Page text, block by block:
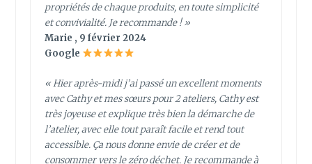
propriétés de chaque produits, en toute simplicité
et convivialité. Je recommande ! »
Marie , 9 février 2024
Google
« Hier après-midi j’ai passé un excellent moments
avec Cathy et mes sœurs pour 2 ateliers, Cathy est
très joyeuse et explique très bien la démarche de
l’atelier, avec elle tout paraît facile et rend tout
accessible. Ça nous donne envie de créer et de
consommer vers le zéro déchet. Je recommande à